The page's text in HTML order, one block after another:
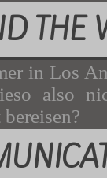
THE
in Los
also